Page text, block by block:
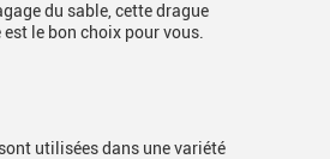
du sable, cette drague
le bon choix pour vous.
utilisées dans une variété